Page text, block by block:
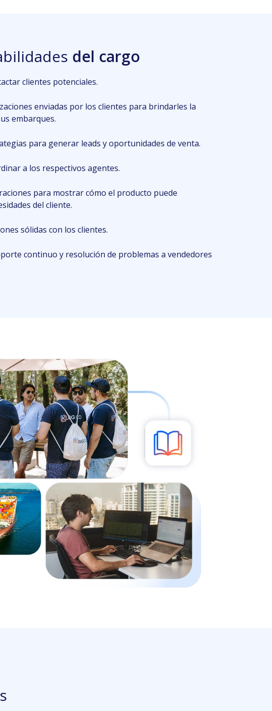
del cargo
clientes potenciales.
enviadas por los clientes para brindarles la
embarques.
para generar leads y oportunidades de venta.
a los respectivos agentes.
para mostrar cómo el producto puede
del cliente.
sólidas con los clientes.
continuo y resolución de problemas a vendedores